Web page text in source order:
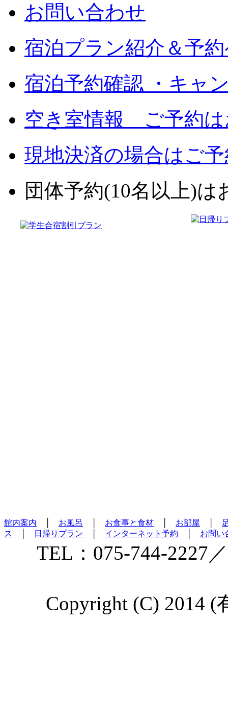
お問い合わせ
宿泊プラン紹介＆予
宿泊予約確認 ・キャ
空き室情報 ご予約は
現地決済の場合はご
団体予約(10名以上)は
館内案内 お風呂 お食事と食材 お部屋
ス
日帰りプラン インターネット予約 お問い
TEL：075-744-2227
Copyright (C) 2014 (